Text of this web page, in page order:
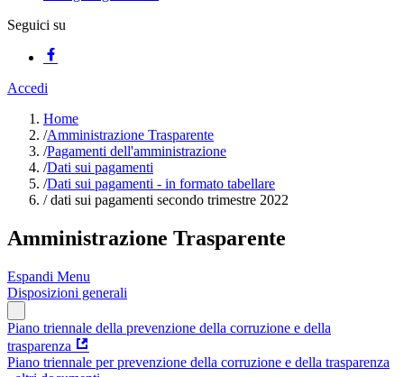
Seguici su
Accedi
Home
/Amministrazione Trasparente
/Pagamenti dell'amministrazione
/Dati sui pagamenti
/Dati sui pagamenti - in formato tabellare
/dati sui pagamenti secondo trimestre 2022
Amministrazione Trasparente
Espandi Menu
Disposizioni generali
Piano triennale della prevenzione della corruzione e della
trasparenza
Piano triennale per prevenzione della corruzione e della trasparenza